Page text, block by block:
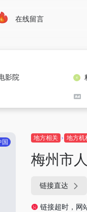
在线留言
影院
国
地方相关 地方机
梅州市
链接直达
链接超时，网